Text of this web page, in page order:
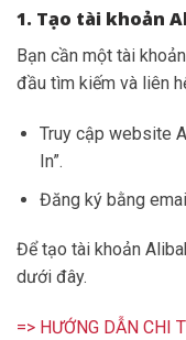
1. Tạo tài khoản
Bạn cần một tài
đầu tìm kiếm và liên
Truy cập website
In”.
Đăng ký bằng
Để tạo tài khoản
dưới đây.
=> HƯỚNG DẪN CHI